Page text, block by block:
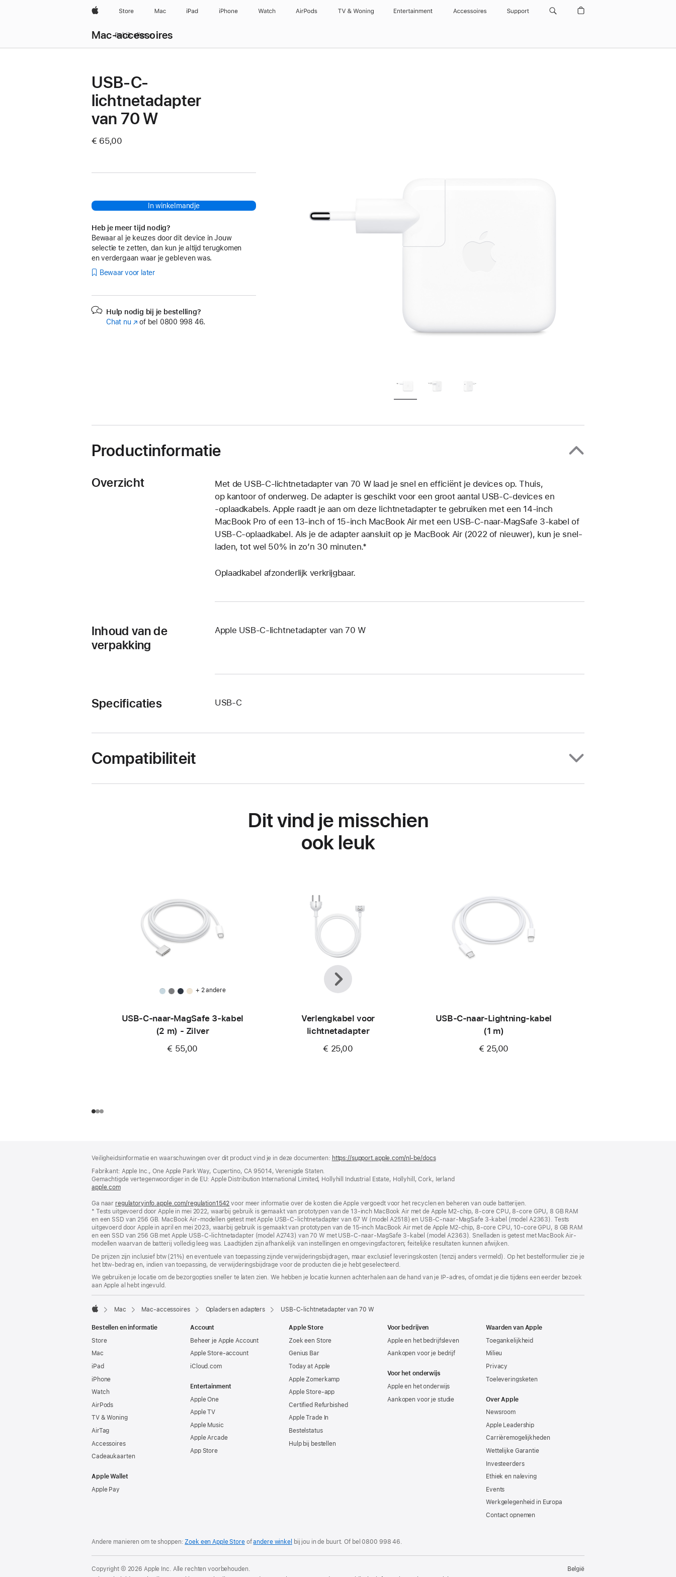
AppleStore Mac iPad iPhone Watch AirPods TV & Woning Entertainment Accessoires Support
Mac-accessoires
Bekijk alles
USB‑C-
lichtnetadapter
van 70 W
€ 65,00
In winkelmandje
Heb je meer tijd nodig?
Bewaar al je keuzes door dit device in Jouw
selectie te zetten, dan kun je altijd terugkomen
en verdergaan waar je gebleven was.
Bewaar voor later
Hulp nodig bij je bestelling?
Chat nu (Wordt
of bel 0800 998 46.
Productinformatie
Overzicht
Met de USB‑C-lichtnetadapter van 70 W laad je snel en efficiënt je devices op. Thuis,
op kantoor of onderweg. De adapter is geschikt voor een groot aantal USB‑C-devices en
‑oplaadkabels. Apple raadt je aan om deze lichtnet­adapter te gebruiken met een 14‑inch
MacBook Pro of een 13‑inch of 15‑inch MacBook Air met een USB‑C-naar-MagSafe 3-kabel of
USB‑C-oplaad­kabel. Als je de adapter aansluit op je MacBook Air (2022 of nieuwer), kun je snel­
laden, tot wel 50% in zo’n 30 minuten.*
Oplaadkabel afzonderlijk verkrijgbaar.
Inhoud van de
verpakking
Apple USB‑C-lichtnetadapter van 70 W
Specificaties USB‑C
Compatibiliteit
Dit vind je misschien
ook leuk
+ 2 andere
USB‑C-naar-MagSafe 3-kabel
(2 m) - Zilver
€ 55,00
Verlengkabel voor
lichtnetadapter
€ 25,00
USB‑C-naar-Lightning-kabel
(1 m)
€ 25,00
Vorige
Volgende
Veiligheidsinformatie en waarschuwingen over dit product vind je in deze documenten: https://support.apple.com/nl-be/docs(wordt
venster
Fabrikant: Apple Inc., One Apple Park Way, Cupertino, CA 95014, Verenigde Staten.
Gemachtigde vertegenwoordiger in de EU: Apple Distribution International Limited, Hollyhill Industrial Estate, Hollyhill, Cork, Ierland
apple.com(wordt
nieuw
venster
geopend)
Ga naar regulatoryinfo.apple.com/regulation1542 (wordt
in
nieuw
venster
geopend)
voor meer informatie over de kosten die Apple vergoedt voor het recyclen en beheren van oude batterijen.
* Tests uitgevoerd door Apple in mei 2022, waarbij gebruik is gemaakt van prototypen van de 13‑inch MacBook Air met de Apple M2‑chip, 8‑core CPU, 8‑core GPU, 8 GB RAM
en een SSD van 256 GB. MacBook Air-modellen getest met Apple USB‑C-lichtnetadapter van 67 W (model A2518) en USB‑C-naar-MagSafe 3-kabel (model A2363). Tests
uitgevoerd door Apple in april en mei 2023, waarbij gebruik is gemaakt van prototypen van de 15‑inch MacBook Air met de Apple M2‑chip, 8‑core CPU, 10‑core GPU, 8 GB RAM
en een SSD van 256 GB met Apple USB‑C-lichtnetadapter (model A2743) van 70 W met USB‑C-naar-MagSafe 3-kabel (model A2363). Snelladen is getest met MacBook Air-
modellen waarvan de batterij volledig leeg was. Laadtijden zijn afhankelijk van instellingen en omgevingsfactoren; feitelijke resultaten kunnen afwijken.
De prijzen zijn inclusief btw (21%) en eventuele van toepassing zijnde verwijderingsbijdragen, maar exclusief leveringskosten (tenzij anders vermeld). Op het bestelformulier zie je
het btw-bedrag en, indien van toepassing, de verwijderingsbijdrage voor de producten die je hebt geselecteerd.
We gebruiken je locatie om de bezorgopties sneller te laten zien. We hebben je locatie kunnen achterhalen aan de hand van je IP-adres, of omdat je die tijdens een eerder bezoek
aan Apple al hebt ingevuld.
Mac Mac-accessoires Opladers en adapters USB‑C-lichtnetadapter van 70 W
Bestellen en informatie
Store
Mac
iPad
iPhone
Watch
AirPods
TV & Woning
AirTag
Accessoires
Cadeaukaarten
Apple Wallet
Apple Pay
Account
Beheer je Apple Account
Apple Store-account
iCloud.com
Entertainment
Apple One
Apple TV
Apple Music
Apple Arcade
App Store
Apple Store
Zoek een Store
Genius Bar
Today at Apple
Apple Zomerkamp
Apple Store-app
Certified Refurbished
Apple Trade In
Bestelstatus
Hulp bij bestellen
Voor bedrijven
Apple en het bedrijfsleven
Aankopen voor je bedrijf
Voor het onderwijs
Apple en het onderwijs
Aankopen voor je studie
Waarden van Apple
Toegankelijkheid
Milieu
Privacy
Toeleveringsketen
Over Apple
Newsroom
Apple Leadership
Carrièremogelijkheden
Wettelijke Garantie
Investeerders
Ethiek en naleving
Events
Werkgelegenheid in Europa
Contact opnemen
Andere manieren om te shoppen:Zoek een Apple Storeofandere winkel bij jou in de buurt. Of bel0800 998 46.
Copyright © 2026 Apple Inc. Alle rechten voorbehouden.
België